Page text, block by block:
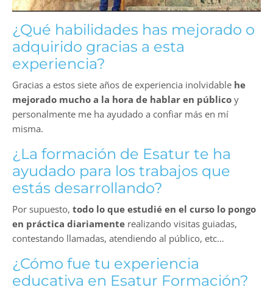
¿Qué habilidades has mejorado o
adquirido gracias a esta
experiencia?
Gracias a estos siete años de experiencia inolvidable he
mejorado mucho a la hora de hablar en público y
personalmente me ha ayudado a confiar más en mí
misma.
¿La formación de Esatur te ha
ayudado para los trabajos que
estás desarrollando?
Por supuesto, todo lo que estudié en el curso lo pongo
en práctica diariamente realizando visitas guiadas,
contestando llamadas, atendiendo al público, etc…
¿Cómo fue tu experiencia
educativa en Esatur Formación?